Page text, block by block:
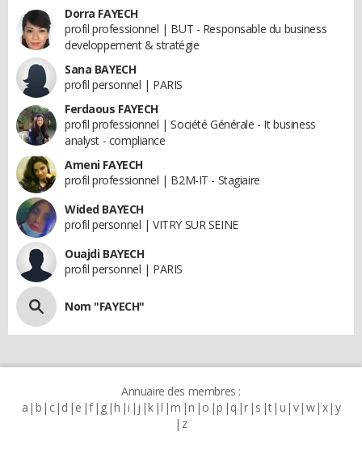
Dorra FAYECH
profil professionnel | BUT - Responsable du business
developpement & stratégie
Sana BAYECH
profil personnel | PARIS
Ferdaous FAYECH
profil professionnel | Société Générale - It business
analyst - compliance
Ameni FAYECH
profil professionnel | B2M-IT - Stagiaire
Wided BAYECH
profil personnel | VITRY SUR SEINE
Ouajdi BAYECH
profil personnel | PARIS
Nom "FAYECH"
Annuaire des membres :
a b c d e f g h i j k l m n o p q r s t u v w x y
z